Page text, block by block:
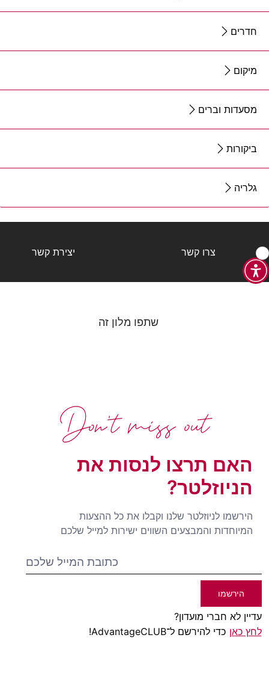
חדרים
מיקום
מסעדות וברים
ביקורות
גלריה
צרו קשר יצירת קשר
שתפו מלון זה
האם תרצו לנסות את
הניוזלטר?
הירשמו לניוזלטר שלנו וקבלו את כל ההצעות
המיוחדות והמבצעים השווים ישירות למייל שלכם
הירשמו
עדיין לא חברי מועדון?
לחץ כאן כדי להירשם ל־AdvantageCLUB!
Don't miss out